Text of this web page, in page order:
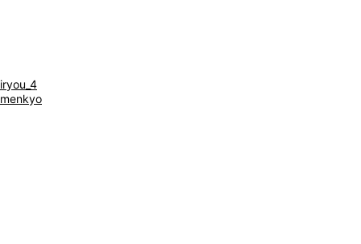
iryou_4
menkyo